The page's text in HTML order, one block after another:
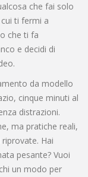
che fai solo
ti fermi a
che ti fa
e decidi di
da modello
cinque minuti al
distrazioni.
ma pratiche reali,
Hai
pesante? Vuoi
un modo per